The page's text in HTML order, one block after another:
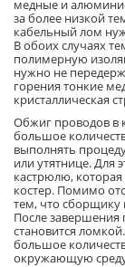
медные и
за более низкой
кабельный лом
В обоих случаях
полимерную
нужно не
горения тонкие
кристаллическая
Обжиг проводов в
большое
выполнять
или утятнице. Для
кастрюлю,
костер. Помимо
тем, что сборщику
После завершения
становится
большое
окружающую